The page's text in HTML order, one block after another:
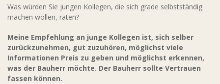
Was würden Sie jungen Kollegen, die sich grade selbstständig
machen wollen, raten?
Meine Empfehlung an junge Kollegen ist, sich selber
zurückzunehmen, gut zuzuhören, möglichst viele
Informationen Preis zu geben und möglichst erkennen,
was der Bauherr möchte. Der Bauherr sollte Vertrauen
fassen können.